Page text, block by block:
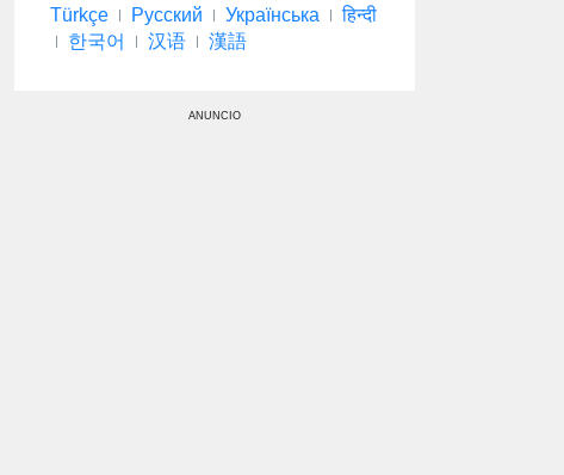
Türkçe
Русский Українська
हिन्दी
한국어
汉语 漢語
ANUNCIO